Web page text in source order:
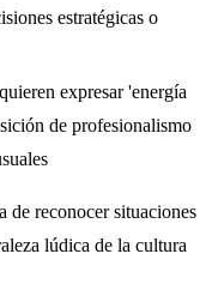
estratégicas o
expresar 'energía
de profesionalismo
de reconocer situaciones
lúdica de la cultura